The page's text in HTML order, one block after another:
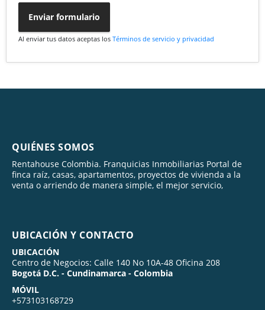
Enviar formulario
Al enviar tus datos aceptas los Términos de servicio y privacidad
QUIÉNES SOMOS
Rentahouse Colombia. Franquicias Inmobiliarias Portal de
finca raíz, casas, apartamentos, proyectos de vivienda a la
venta o arriendo de manera simple, el mejor servicio,
UBICACIÓN Y CONTACTO
UBICACIÓN
Centro de Negocios: Calle 140 No 10A-48 Oficina 208
Bogotá D.C. - Cundinamarca - Colombia
MÓVIL
+573103168729